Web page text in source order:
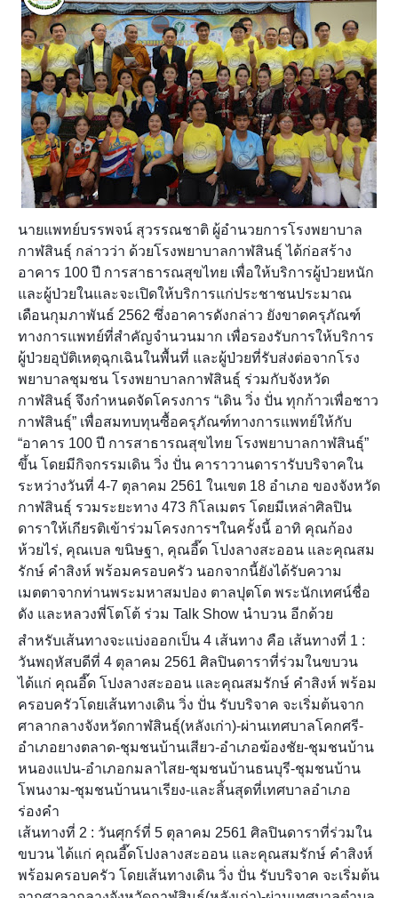
นายแพทย์บรรพจน์ สุวรรณชาติ ผู้อำนวยการโรงพยาบาล
กาฬสินธุ์ กล่าวว่า ด้วยโรงพยาบาลกาฬสินธุ์ ได้ก่อสร้าง
อาคาร 100 ปี การสาธารณสุขไทย เพื่อให้บริการผู้ป่วยหนัก
และผู้ป่วยในและจะเปิดให้บริการแก่ประชาชนประมาณ
เดือนกุมภาพันธ์ 2562 ซึ่งอาคารดังกล่าว ยังขาดครุภัณฑ์
ทางการแพทย์ที่สำคัญจำนวนมาก เพื่อรองรับการให้บริการ
ผู้ป่วยอุบัติเหตุฉุกเฉินในพื้นที่ และผู้ป่วยที่รับส่งต่อจากโรง
พยาบาลชุมชน โรงพยาบาลกาฬสินธุ์ ร่วมกับจังหวัด
กาฬสินธุ์ จึงกำหนดจัดโครงการ “เดิน วิ่ง ปั่น ทุกก้าวเพื่อชาว
กาฬสินธุ์” เพื่อสมทบทุนซื้อครุภัณฑ์ทางการแพทย์ให้กับ
“อาคาร 100 ปี การสาธารณสุขไทย โรงพยาบาลกาฬสินธุ์”
ขึ้น โดยมีกิจกรรมเดิน วิ่ง ปั่น คาราวานดารารับบริจาคใน
ระหว่างวันที่ 4-7 ตุลาคม 2561 ในเขต 18 อำเภอ ของจังหวัด
กาฬสินธุ์ รวมระยะทาง 473 กิโลเมตร โดยมีเหล่าศิลปิน
ดาราให้เกียรติเข้าร่วมโครงการฯในครั้งนี้ อาทิ คุณก้อง
ห้วยไร่, คุณเบล ขนิษฐา, คุณอี๊ด โปงลางสะออน และคุณสม
รักษ์ คำสิงห์ พร้อมครอบครัว นอกจากนี้ยังได้รับความ
เมตตาจากท่านพระมหาสมปอง ตาลปุตโต พระนักเทศน์ชื่อ
ดัง และหลวงพี่โตโต้ ร่วม Talk Show นำบวน อีกด้วย
สำหรับเส้นทางจะแบ่งออกเป็น 4 เส้นทาง คือ เส้นทางที่ 1 :
วันพฤหัสบดีที่ 4 ตุลาคม 2561 ศิลปินดาราที่ร่วมในขบวน
ได้แก่ คุณอี๊ด โปงลางสะออน และคุณสมรักษ์ คำสิงห์ พร้อม
ครอบครัวโดยเส้นทางเดิน วิ่ง ปั่น รับบริจาค จะเริ่มต้นจาก
ศาลากลางจังหวัดกาฬสินธุ์(หลังเก่า)-ผ่านเทศบาลโคกศรี-
อำเภอยางตลาด-ชุมชนบ้านเสียว-อำเภอฆ้องชัย-ชุมชนบ้าน
หนองแปน-อำเภอกมลาไสย-ชุมชนบ้านธนบุรี-ชุมชนบ้าน
โพนงาม-ชุมชนบ้านนาเรียง-และสิ้นสุดที่เทศบาลอำเภอ
ร่องคำ
เส้นทางที่ 2 : วันศุกร์ที่ 5 ตุลาคม 2561 ศิลปินดาราที่ร่วมใน
ขบวน ได้แก่ คุณอี๊ดโปงลางสะออน และคุณสมรักษ์ คำสิงห์
พร้อมครอบครัว โดยเส้นทางเดิน วิ่ง ปั่น รับบริจาค จะเริ่มต้น